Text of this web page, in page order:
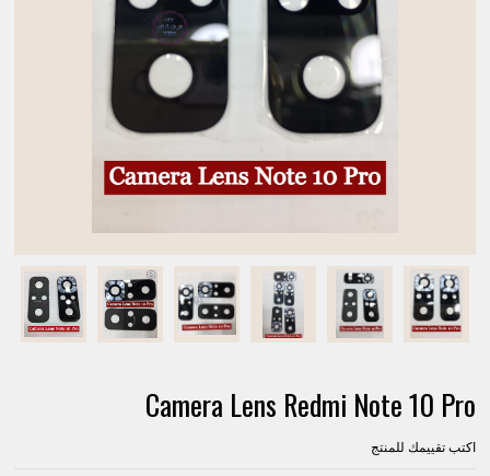
Camera Lens Redmi Note 10 Pro
اكتب تقييمك للمنتج